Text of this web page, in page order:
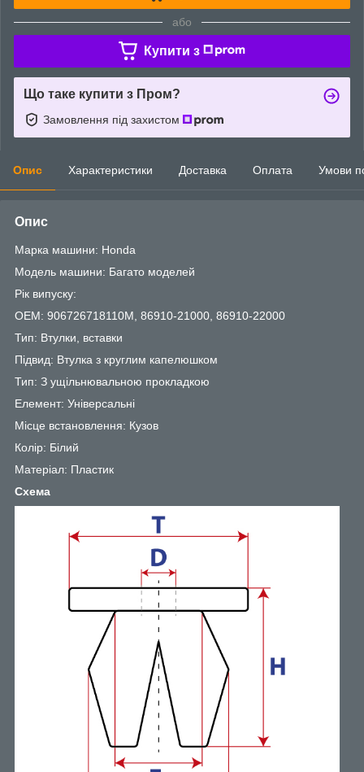
або
Купити з
Що таке купити з Пром?
Замовлення під захистом
Опис Характеристики Доставка Оплата Умови
Опис
Марка машини: Honda
Модель машини: Багато моделей
Рік випуску:
OEM: 906726718110M, 86910-21000, 86910-22000
Тип: Втулки, вставки
Підвид: Втулка з круглим капелюшком
Тип: З ущільнювальною прокладкою
Елемент: Універсальні
Місце встановлення: Кузов
Колір: Білий
Матеріал: Пластик
Схема